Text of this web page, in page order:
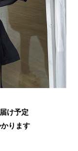
け予定
かります